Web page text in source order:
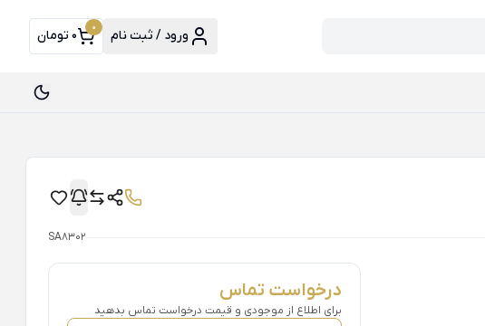
ورود / ثبت نام 0 0 تومان
SA8302
درخواست تماس
برای اطلاع از موجودی و قیمت درخواست تماس بدهید